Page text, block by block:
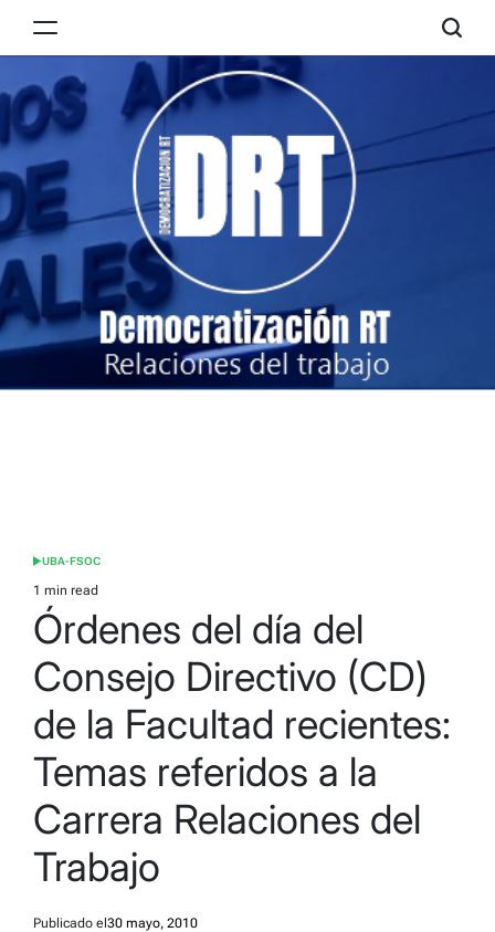
RT
POSTED
IN
UBA-FSOC
Estimated
read
time
1 min read
Órdenes del día del
Consejo Directivo (CD)
de la Facultad recientes:
Temas referidos a la
Carrera Relaciones del
Trabajo
Publicado el 30 mayo, 2010